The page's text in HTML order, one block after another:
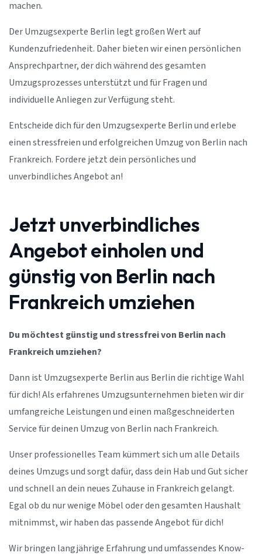
machen.
Der Umzugsexperte Berlin legt großen Wert auf
Kundenzufriedenheit. Daher bieten wir einen persönlichen
Ansprechpartner, der dich während des gesamten
Umzugsprozesses unterstützt und für Fragen und
individuelle Anliegen zur Verfügung steht.
Entscheide dich für den Umzugsexperte Berlin und erlebe
einen stressfreien und erfolgreichen Umzug von Berlin nach
Frankreich. Fordere jetzt dein persönliches und
unverbindliches Angebot an!
Jetzt unverbindliches
Angebot einholen und
günstig von Berlin nach
Frankreich umziehen
Du möchtest günstig und stressfrei von Berlin nach
Frankreich umziehen?
Dann ist Umzugsexperte Berlin aus Berlin die richtige Wahl
für dich! Als erfahrenes Umzugsunternehmen bieten wir dir
umfangreiche Leistungen und einen maßgeschneiderten
Service für deinen Umzug von Berlin nach Frankreich.
Unser professionelles Team kümmert sich um alle Details
deines Umzugs und sorgt dafür, dass dein Hab und Gut sicher
und schnell an dein neues Zuhause in Frankreich gelangt.
Egal ob du nur wenige Möbel oder den gesamten Haushalt
mitnimmst, wir haben das passende Angebot für dich!
Wir bringen langjährige Erfahrung und umfassendes Know-